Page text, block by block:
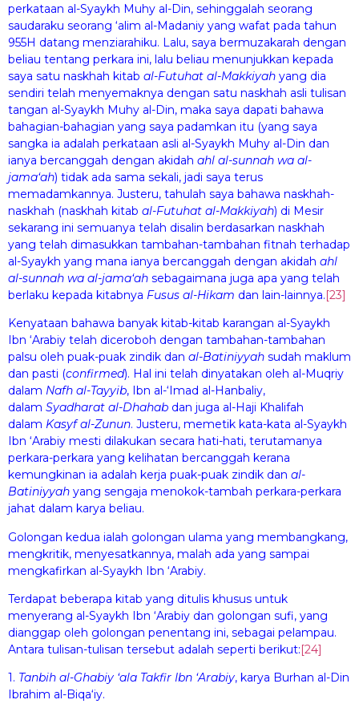
perkataan al-Syaykh Muhy al-Din, sehinggalah seorang
saudaraku seorang ‘alim al-Madaniy yang wafat pada tahun
955H datang menziarahiku. Lalu, saya bermuzakarah dengan
beliau tentang perkara ini, lalu beliau menunjukkan kepada
saya satu naskhah kitab al-Futuhat al-Makkiyah yang dia
sendiri telah menyemaknya dengan satu naskhah asli tulisan
tangan al-Syaykh Muhy al-Din, maka saya dapati bahawa
bahagian-bahagian yang saya padamkan itu (yang saya
sangka ia adalah perkataan asli al-Syaykh Muhy al-Din dan
ianya bercanggah dengan akidah ahl al-sunnah wa al-
jama‘ah) tidak ada sama sekali, jadi saya terus
memadamkannya. Justeru, tahulah saya bahawa naskhah-
naskhah (naskhah kitab al-Futuhat al-Makkiyah) di Mesir
sekarang ini semuanya telah disalin berdasarkan naskhah
yang telah dimasukkan tambahan-tambahan fitnah terhadap
al-Syaykh yang mana ianya bercanggah dengan akidah ahl
al-sunnah wa al-jama‘ah sebagaimana juga apa yang telah
berlaku kepada kitabnya Fusus al-Hikam dan lain-lainnya.[23]
Kenyataan bahawa banyak kitab-kitab karangan al-Syaykh
Ibn ‘Arabiy telah diceroboh dengan tambahan-tambahan
palsu oleh puak-puak zindik dan al-Batiniyyah sudah maklum
dan pasti (confirmed). Hal ini telah dinyatakan oleh al-Muqriy
dalam Nafh al-Tayyib, Ibn al-‘Imad al-Hanbaliy,
dalam Syadharat al-Dhahab dan juga al-Haji Khalifah
dalam Kasyf al-Zunun. Justeru, memetik kata-kata al-Syaykh
Ibn ‘Arabiy mesti dilakukan secara hati-hati, terutamanya
perkara-perkara yang kelihatan bercanggah kerana
kemungkinan ia adalah kerja puak-puak zindik dan al-
Batiniyyah yang sengaja menokok-tambah perkara-perkara
jahat dalam karya beliau.
Golongan kedua ialah golongan ulama yang membangkang,
mengkritik, menyesatkannya, malah ada yang sampai
mengkafirkan al-Syaykh Ibn ‘Arabiy.
Terdapat beberapa kitab yang ditulis khusus untuk
menyerang al-Syaykh Ibn ‘Arabiy dan golongan sufi, yang
dianggap oleh golongan penentang ini, sebagai pelampau.
Antara tulisan-tulisan tersebut adalah seperti berikut:[24]
1. Tanbih al-Ghabiy ‘ala Takfr Ibn ‘Arabiy, karya Burhan al-Din
Ibrahim al-Biqa‘iy.